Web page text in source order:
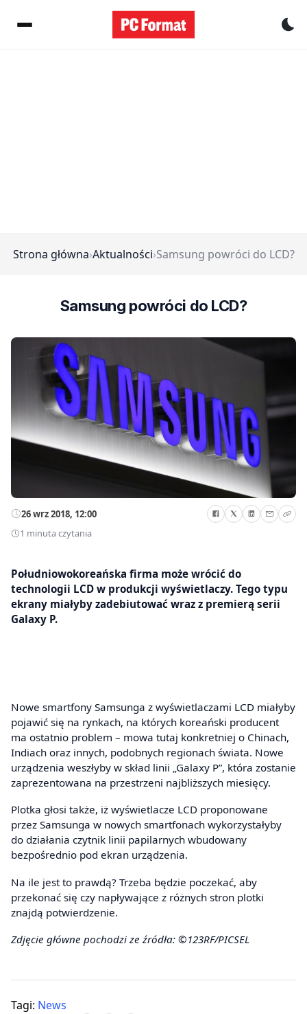
Strona główna›Aktualności›Samsung powróci do LCD?
Samsung powróci do LCD?
26 wrz 2018, 12:00
1 minuta czytania
Południowokoreańska firma może wrócić do
technologii LCD w produkcji wyświetlaczy. Tego typu
ekrany miałyby zadebiutować wraz z premierą serii
Galaxy P.
Nowe smartfony Samsunga z wyświetlaczami LCD miałyby
pojawić się na rynkach, na których koreański producent
ma ostatnio problem – mowa tutaj konkretniej o Chinach,
Indiach oraz innych, podobnych regionach świata. Nowe
urządzenia weszłyby w skład linii „Galaxy P”, która zostanie
zaprezentowana na przestrzeni najbliższych miesięcy.
Plotka głosi także, iż wyświetlacze LCD proponowane
przez Samsunga w nowych smartfonach wykorzystałyby
do działania czytnik linii papilarnych wbudowany
bezpośrednio pod ekran urządzenia.
Na ile jest to prawdą? Trzeba będzie poczekać, aby
przekonać się czy napływające z różnych stron plotki
znajdą potwierdzenie.
Zdjęcie główne pochodzi ze źródła: ©123RF/PICSEL
Tagi: News